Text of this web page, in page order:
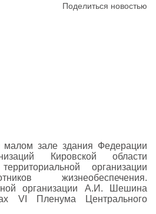
Поделиться новостью
зале здания Федерации
Кировской области
организации
жизнеобеспечения.
организации А.И. Шешина
VI Пленума Центрального